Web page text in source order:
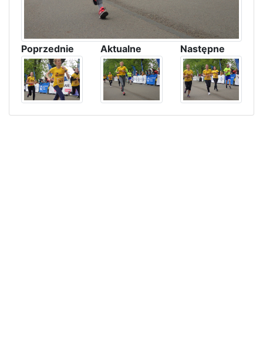
Poprzednie Aktualne Następne